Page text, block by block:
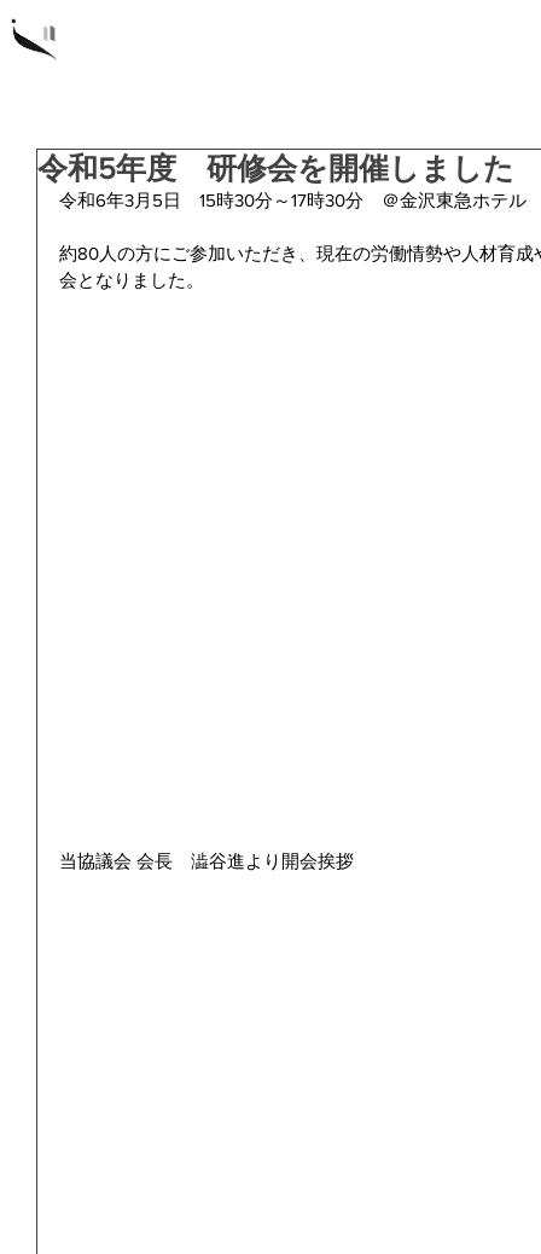
令和5年度 研修会を開催しました
令和6年3月5日　15時30分～17時30分　＠金沢東急ホテル
約80人の方にご参加いただき、現在の労働情勢や人材育
会となりました。
当協議会 会長　澁谷進より開会挨拶